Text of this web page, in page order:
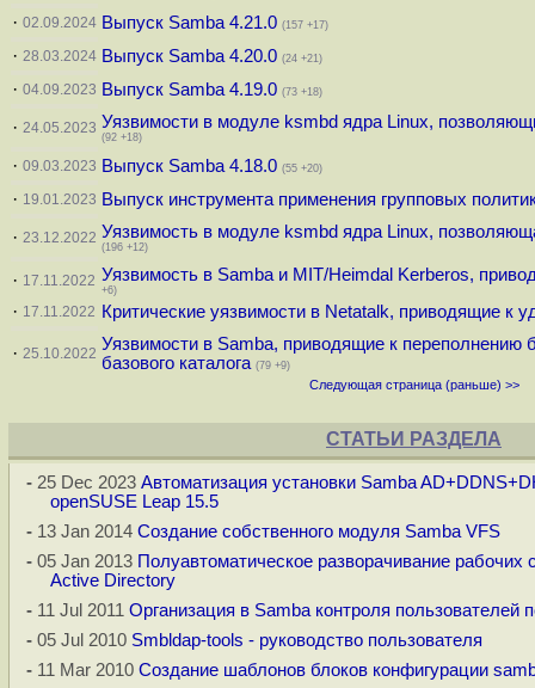
· 02.09.2024 Выпуск Samba 4.21.0 (157 +17)
· 28.03.2024 Выпуск Samba 4.20.0 (24 +21)
· 04.09.2023 Выпуск Samba 4.19.0 (73 +18)
· 24.05.2023 Уязвимости в модуле ksmbd ядра Linux,
(92 +18)
· 09.03.2023 Выпуск Samba 4.18.0 (55 +20)
· 19.01.2023 Выпуск инструмента применения групповых
· 23.12.2022 Уязвимость в модуле ksmbd ядра Linux,
(196 +12)
· 17.11.2022 Уязвимость в Samba и MIT/Heimdal Kerberos,
+6)
· 17.11.2022 Критические уязвимости в Netatalk, приводящие к
· 25.10.2022 Уязвимости в Samba, приводящие к переполнению
базового каталога (79 +9)
Следующая страница (раньше) >>
СТАТЬИ РАЗДЕЛА
-25 Dec 2023 Автоматизация установки Samba
openSUSE Leap 15.5
-13 Jan 2014 Создание собственного модуля Samba VFS
-05 Jan 2013 Полуавтоматическое разворачивание
Active Directory
-11 Jul 2011 Организация в Samba контроля пользователей
-05 Jul 2010 Smbldap-tools - руководство пользователя
-11 Mar 2010 Создание шаблонов блоков конфигурации